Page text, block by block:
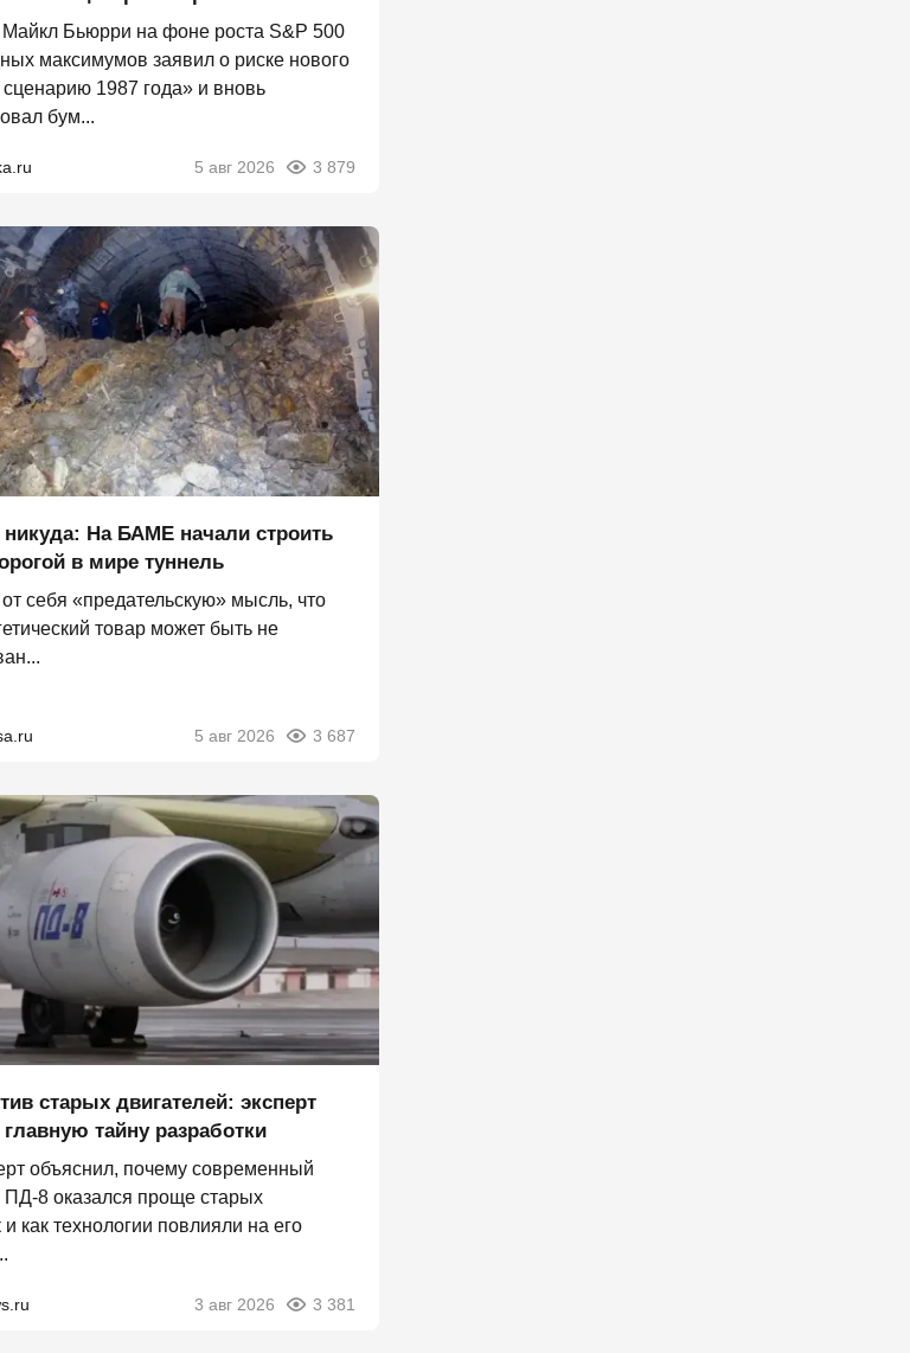
Майкл Бьюрри на фоне роста S&P 500
максимумов заявил о риске нового
сценарию 1987 года» и вновь
бум...
5 авг 2026 3 879
никуда: На БАМЕ начали строить
в мире туннель
от себя «предательскую» мысль, что
товар может быть не
5 авг 2026 3 687
старых двигателей: эксперт
тайну разработки
объяснил, почему современный
ПД-8 оказался проще старых
и как технологии повлияли на его
3 авг 2026 3 381